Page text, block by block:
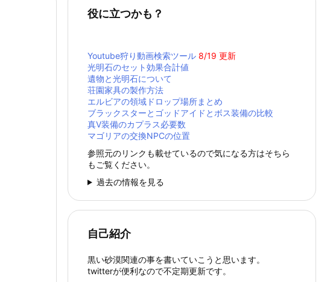
役に立つかも？
Youtube狩り動画検索ツール 8/19 更新
光明石のセット効果合計値
遺物と光明石について
荘園家具の製作方法
エルビアの領域ドロップ場所まとめ
ブラックスターとゴッドアイドとボス装備の比較
真Ⅴ装備のカプラス必要数
マゴリアの交換NPCの位置
参照元のリンクも載せているので気になる方はそちら
もご覧ください。
過去の情報を見る
自己紹介
黒い砂漠関連の事を書いていこうと思います。
twitterが便利なので不定期更新です。